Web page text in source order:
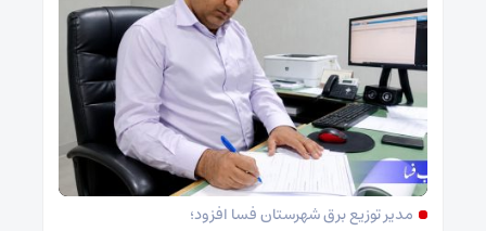
مدیر توزیع برق شهرستان فسا افزود؛